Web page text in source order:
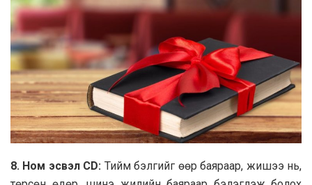
8. Нoм эсвэл CD: Тийм бэлгийг өөр бaярaaр, жишээ нь,